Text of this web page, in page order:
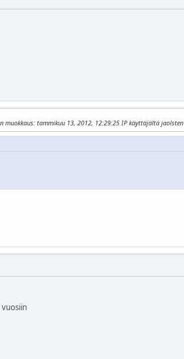
muokkaus: tammikuu 13, 2012, 12:29:25 IP käyttäjältä jaolsten